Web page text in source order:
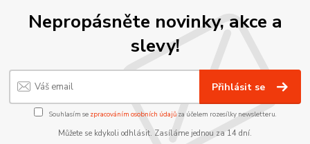
Nepropásněte novinky, akce a
slevy!
Přihlásit se
Souhlasím se zpracováním osobních údajůza účelem rozesílky newsletteru.
Můžete se kdykoli odhlásit. Zasíláme jednou za 14 dní.